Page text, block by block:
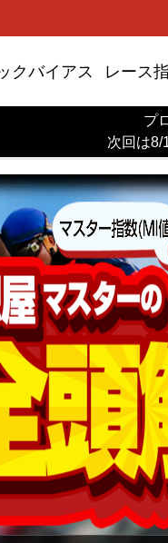
クバイアス レース
プ
次回は8/